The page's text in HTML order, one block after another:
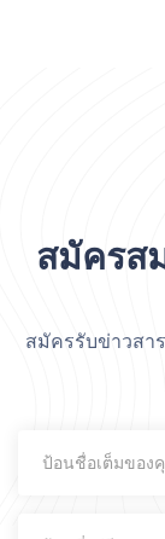
สมัครส
สมัครรับข่าวสา